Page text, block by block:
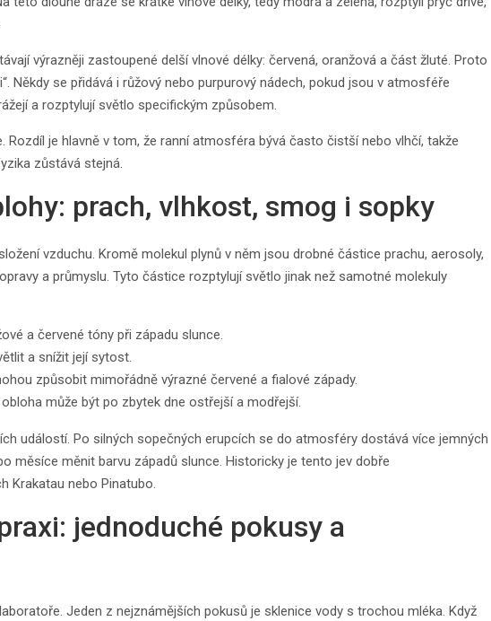
výrazněji zastoupené delší vlnové délky: červená, oranžová a část žluté. Proto
Někdy se přidává i růžový nebo purpurový nádech, pokud jsou v atmosféře
a rozptylují světlo specifickým způsobem.
Rozdíl je hlavně v tom, že ranní atmosféra bývá často čistší nebo vlhčí, takže
zůstává stejná.
prach, vlhkost, smog i sopky
vzduchu. Kromě molekul plynů v něm jsou drobné částice prachu, aerosoly,
a průmyslu. Tyto částice rozptylují světlo jinak než samotné molekuly
a červené tóny při západu slunce.
a snížit její sytost.
způsobit mimořádně výrazné červené a fialové západy.
může být po zbytek dne ostřejší a modřejší.
událostí. Po silných sopečných erupcích se do atmosféry dostává více jemných
měsíce měnit barvu západů slunce. Historicky je tento jev dobře
Krakatau nebo Pinatubo.
jednoduché pokusy a
Jeden z nejznámějších pokusů je sklenice vody s trochou mléka. Když